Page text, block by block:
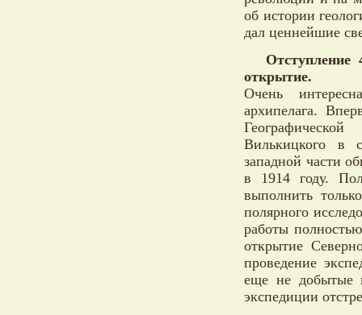
об истории
дал ценнейшие
Отступление
открытие.
Очень
архипелага.
Вилькицкого в
западной части
в 1914 году.
выполнить
полярного
работы
открытие
проведение
еще не добытые
экспедиции